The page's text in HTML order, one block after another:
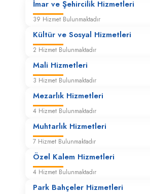
İmar ve Şehircilik Hizmetleri
39 Hizmet Bulunmaktadır
Kültür ve Sosyal Hizmetleri
2 Hizmet Bulunmaktadır
Mali Hizmetleri
3 Hizmet Bulunmaktadır
Mezarlık Hizmetleri
4 Hizmet Bulunmaktadır
Muhtarlık Hizmetleri
7 Hizmet Bulunmaktadır
Özel Kalem Hizmetleri
4 Hizmet Bulunmaktadır
Park Bahçeler Hizmetleri